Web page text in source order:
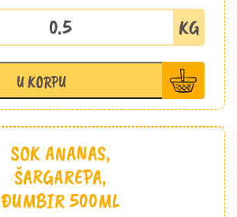
Jabuka
zlatni
količina
U KORPU
SOK ANANAS,
ŠARGAREPA,
ĐUMBIR 500ML